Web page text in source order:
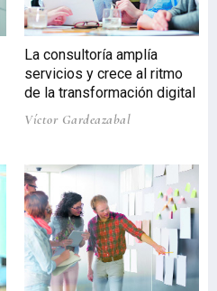
comenzará a implantar la
agua en Krousonas,
municipio de Creta. El
sistema de telelectura
permitirá a la
Krousonas, en la región de
Heraklion, tener el control
sobre toda la red de
suministro de agua y
disponer de información
en tiempo real sobre todo
lo que ocurre. Como
La consultoría amplía
servicios y crece al ritmo
de la transformación digital
Víctor Gardeazabal